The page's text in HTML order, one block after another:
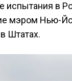
в
мэром Нью-
Штатах.